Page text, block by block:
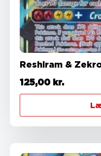
Reshiram &
125,00 kr.